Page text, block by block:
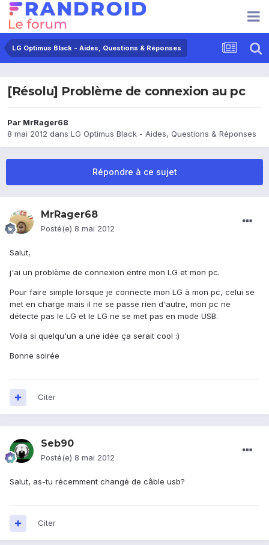
LG Optimus Black - Aides, Questions & Réponses
[Résolu] Problème de connexion au pc
Par MrRager68
8 mai 2012 dans LG Optimus Black - Aides, Questions & Réponses
Répondre à ce sujet
MrRager68
Posté(e) 8 mai 2012
Salut,
j'ai un problème de connexion entre mon LG et mon pc.
Pour faire simple lorsque je connecte mon LG à mon pc, celui se
met en charge mais il ne se passe rien d'autre, mon pc ne
détecte pas le LG et le LG ne se met pas en mode USB.
Voila si quelqu'un a une idée ça serait cool :)
Bonne soirée
Citer
Seb90
Posté(e) 8 mai 2012
Salut, as-tu récemment changé de câble usb?
Citer